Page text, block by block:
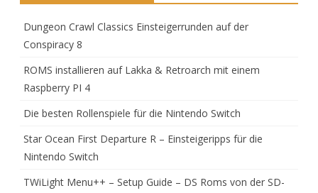
Dungeon Crawl Classics Einsteigerrunden auf der
Conspiracy 8
ROMS installieren auf Lakka & Retroarch mit einem
Raspberry PI 4
Die besten Rollenspiele für die Nintendo Switch
Star Ocean First Departure R – Einsteigeripps für die
Nintendo Switch
TWiLight Menu++ – Setup Guide – DS Roms von der SD-